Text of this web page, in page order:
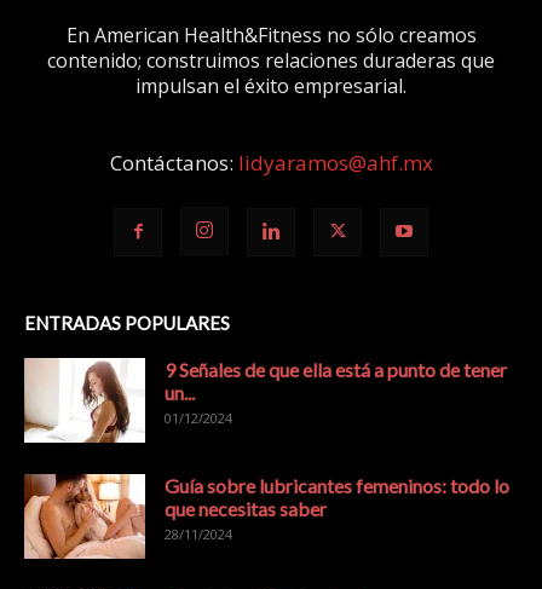
En American Health&Fitness no sólo creamos
contenido; construimos relaciones duraderas que
impulsan el éxito empresarial.
Contáctanos: lidyaramos@ahf.mx
ENTRADAS POPULARES
9 Señales de que ella está a punto de tener
un...
01/12/2024
Guía sobre lubricantes femeninos: todo lo
que necesitas saber
28/11/2024